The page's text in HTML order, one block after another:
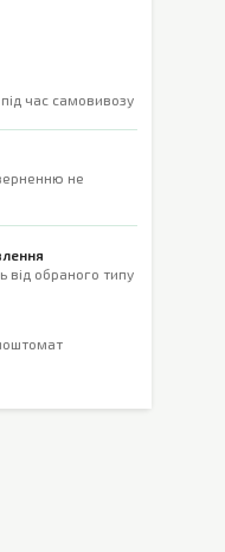
час самовивозу
не
від обраного типу